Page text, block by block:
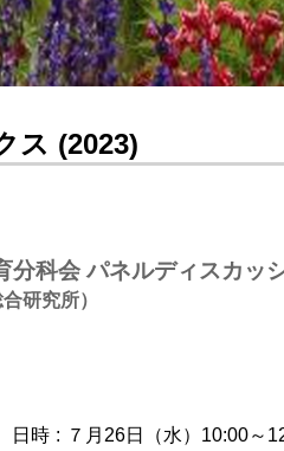
ス (2023)
分科会 パネルディスカッ
研究所）
日時
７月26日（水）10:00～